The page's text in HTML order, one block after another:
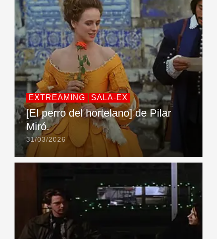
EXTREAMING SALA-EX
[El perro del hortelano] de Pilar
Miró.
31/03/2026